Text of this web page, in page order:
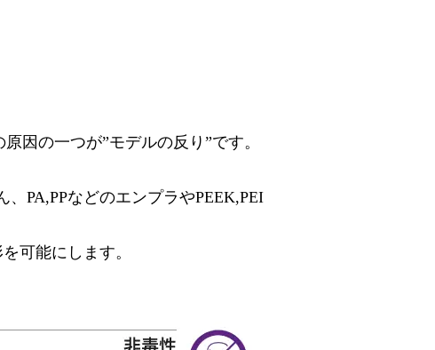
因の一つが”モデルの反り”です。
PA,PPなどのエンプラやPEEK,PEI
可能にします。